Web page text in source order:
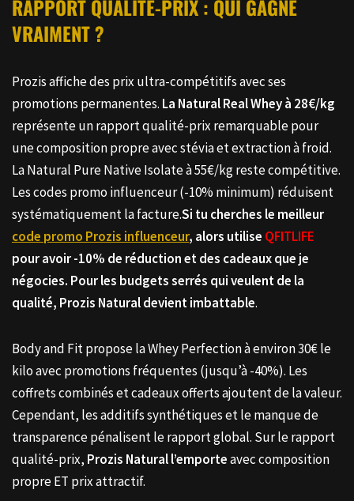
RAPPORT QUALITÉ-PRIX : QUI GAGNE
VRAIMENT ?
Prozis affiche des prix ultra-compétitifs avec ses
promotions permanentes. La Natural Real Whey à 28€/kg
représente un rapport qualité-prix remarquable pour
une composition propre avec stévia et extraction à froid.
La Natural Pure Native Isolate à 55€/kg reste compétitive.
Les codes promo influenceur (-10% minimum) réduisent
systématiquement la facture.Si tu cherches le meilleur
code promo Prozis influenceur, alors utilise QFITLIFE
pour avoir -10% de réduction et des cadeaux que je
négocies. Pour les budgets serrés qui veulent de la
qualité, Prozis Natural devient imbattable.
Body and Fit propose la Whey Perfection à environ 30€ le
kilo avec promotions fréquentes (jusqu’à -40%). Les
coffrets combinés et cadeaux offerts ajoutent de la valeur.
Cependant, les additifs synthétiques et le manque de
transparence pénalisent le rapport global. Sur le rapport
qualité-prix, Prozis Natural l’emporteavec composition
propre ET prix attractif.